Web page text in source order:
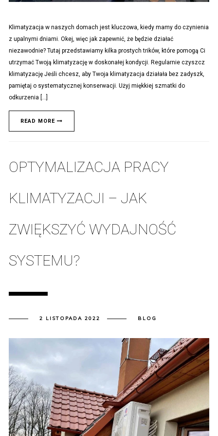
Klimatyzacja w naszych domach jest kluczowa, kiedy mamy do czynienia
z upalnymi dniami. Okej, więc jak zapewnić, że będzie działać
niezawodnie? Tutaj przedstawiamy kilka prostych trików, które pomogą Ci
utrzymać Twoją klimatyzację w doskonałej kondycji. Regularnie czyszcz
klimatyzację Jeśli chcesz, aby Twoja klimatyzacja działała bez zadyszk,
pamiętaj o systematycznej konserwacji. Użyj miękkiej szmatki do
odkurzenia […]
READ MORE
OPTYMALIZACJA PRACY
KLIMATYZACJI – JAK
ZWIĘKSZYĆ WYDAJNOŚĆ
SYSTEMU?
2 LISTOPADA 2022 BLOG